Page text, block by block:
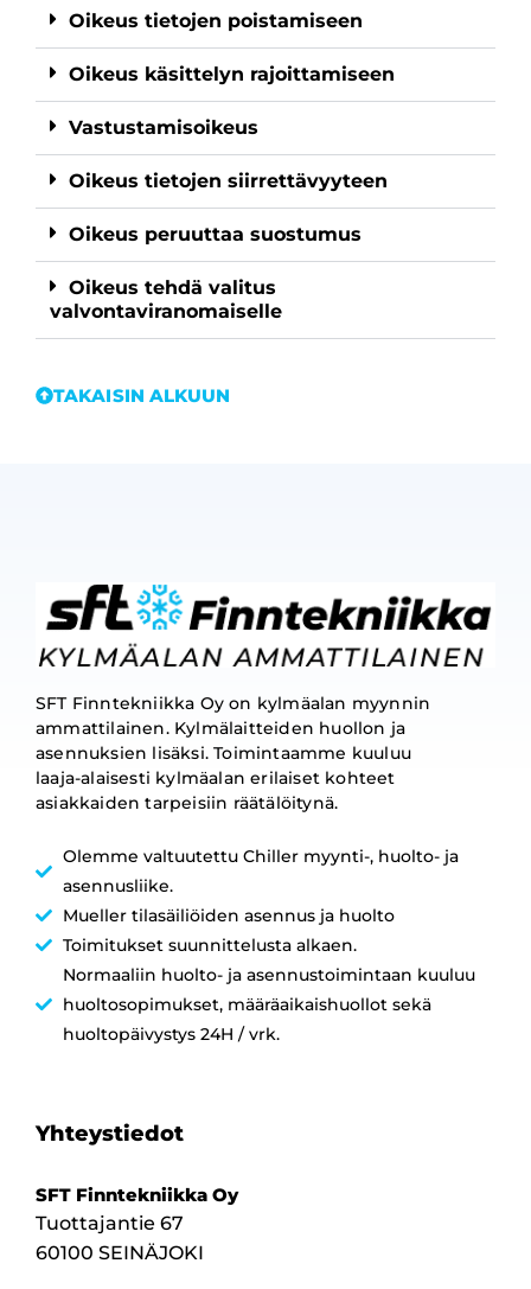
Oikeus tietojen poistamiseen
Oikeus käsittelyn rajoittamiseen
Vastustamisoikeus
Oikeus tietojen siirrettävyyteen
Oikeus peruuttaa suostumus
Oikeus tehdä valitus
valvontaviranomaiselle
TAKAISIN ALKUUN
SFT Finntekniikka Oy on kylmäalan myynnin
ammattilainen. Kylmälaitteiden huollon ja
asennuksien lisäksi. Toimintaamme kuuluu
laaja-alaisesti kylmäalan erilaiset kohteet
asiakkaiden tarpeisiin räätälöitynä.
Olemme valtuutettu Chiller myynti-, huolto- ja
asennusliike.
Mueller tilasäiliöiden asennus ja huolto
Toimitukset suunnittelusta alkaen.
Normaaliin huolto- ja asennustoimintaan kuuluu
huoltosopimukset, määräaikaishuollot sekä
huoltopäivystys 24H / vrk.
Yhteystiedot
SFT Finntekniikka Oy
Tuottajantie 67
60100 SEINÄJOKI